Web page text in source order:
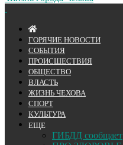
ГОРЯЧИЕ НОВОСТИ
СОБЫТИЯ
ПРОИСШЕСТВИЯ
ОБЩЕСТВО
ВЛАСТЬ
ЖИЗНЬ ЧЕХОВА
СПОРТ
КУЛЬТУРА
ЕЩЕ
ГИБДД сообщает